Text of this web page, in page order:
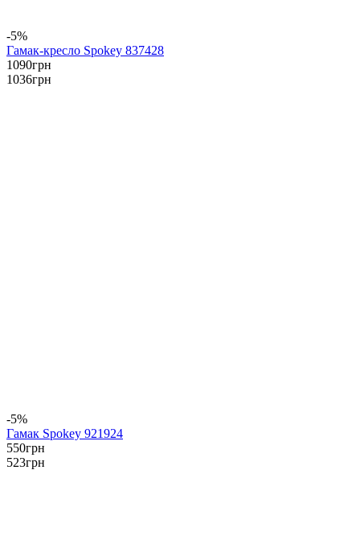
-5%
Гамак-кресло Spokey 837428
1090грн
1036грн
-5%
Гамак Spokey 921924
550грн
523грн